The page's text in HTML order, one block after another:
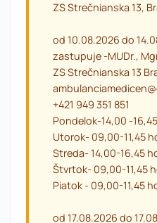
ZS Strečnianska 13,
od 10.08.2026 do
zastupuje -MUDr.,
ZS Strečnianska 13
+421 949 351 851
Pondelok-14,00 -
Utorok- 09,00-11,45
Streda- 14,00-16,45
Štvrtok- 09,00-11,45
Piatok - 09,00-11,45
od 17.08.2026 do